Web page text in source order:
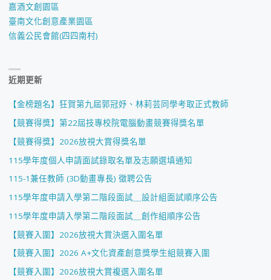
嘉酒文創園區
臺南文化創意產業園區
信義公民會館(四四南村)
近期更新
【金榜題名】狂賀第九屆郭冠妤、林莉芸同學考取正式教師
【競賽得獎】第22屆技專校院電腦動畫競賽得獎名單
【競賽得獎】2026放視大賞得獎名單
115學年度個人申請面試錄取名單及志願選填通知
115-1兼任教師 (3D動畫專長) 徵聘公告
115學年度申請入學第二階段面試＿設計組面試順序公告
115學年度申請入學第二階段面試＿創作組順序公告
【競賽入圍】2026放視大賞決選入圍名單
【競賽入圍】2026 A+文化資產創意獎學生組競賽入圍
【競賽入圍】2026放視大賞複選入圍名單